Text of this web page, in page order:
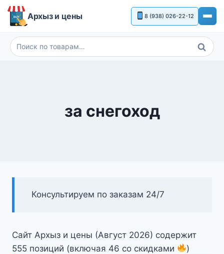
Перейти
Архыз и цены 8 (938) 026-22-12
Искать:
Поиск
за снегоход
Консультируем по заказам 24/7
Сайт Архыз и цены (Август 2026) содержит
555 позиций (включая 46 со скидками
)